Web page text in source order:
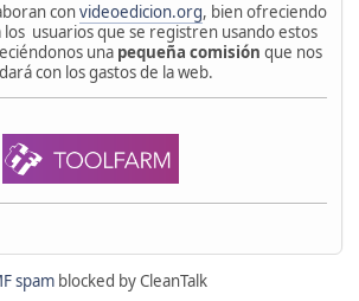
convideoedicion.org, bien ofreciendo
usuarios que se registren usando estos
una pequeña comisión que nos
con los gastos de la web.
spamblocked by CleanTalk